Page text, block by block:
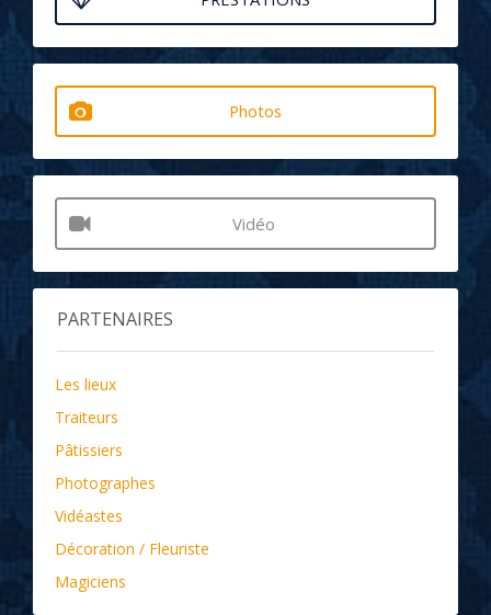
Photos
Vidéo
PARTENAIRES
Les lieux
Traiteurs
Pâtissiers
Photographes
Vidéastes
Décoration / Fleuriste
Magiciens